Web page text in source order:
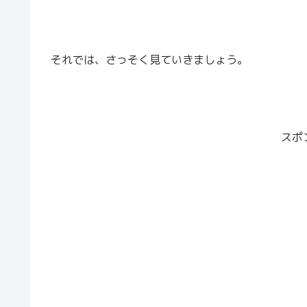
それでは、さっそく見ていきましょう。
スポ